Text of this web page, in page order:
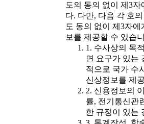
도의 동의 없이 제3자
다. 다만, 다음 각 호
도 동의 없이 제3자
보를 제공할 수 있습
1. 수사상의 목
면 요구가 있는
적으로 국가 수
신상정보를 제
2. 신용정보의
률, 전기통신관
한 규정이 있는